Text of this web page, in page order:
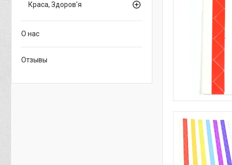
Краса, Здоров'я
О нас
Отзывы